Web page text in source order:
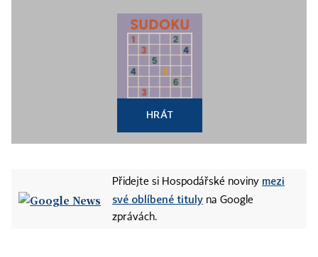
HRÁT
Přidejte si Hospodářské noviny mezi
své oblíbené tituly na Google
zprávách.